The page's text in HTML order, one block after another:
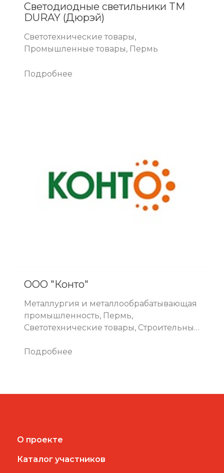
Светодиодные светильники TM
DURAY (Дюрэй)
Светотехнические товары,
Промышленные товары, Пермь
Подробнее
ООО "Конто"
Металлургия и металлообрабатывающая
промышленность, Пермь,
Светотехнические товары, Строительные
Промышленные товары
Подробнее
О проекте
Каталог участников